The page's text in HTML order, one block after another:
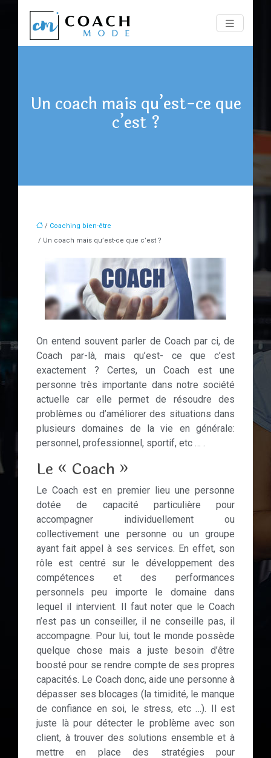
Un coach mais qu’est-ce que
c’est ?
/ Coaching bien-être
/ Un coach mais qu’est-ce que c’est ?
On entend souvent parler de Coach par ci, de
Coach par-là, mais qu’est- ce que c’est
exactement ? Certes, un Coach est une
personne très importante dans notre société
actuelle car elle permet de résoudre des
problèmes ou d’améliorer des situations dans
plusieurs domaines de la vie en générale:
personnel, professionnel, sportif, etc … .
Le « Coach »
Le Coach est en premier lieu une personne
dotée de capacité particulière pour
accompagner individuellement ou
collectivement une personne ou un groupe
ayant fait appel à ses services. En effet, son
rôle est centré sur le développement des
compétences et des performances
personnels peu importe le domaine dans
lequel il intervient. Il faut noter que le Coach
n’est pas un conseiller, il ne conseille pas, il
accompagne. Pour lui, tout le monde possède
quelque chose mais a juste besoin d’être
boosté pour se rendre compte de ses propres
capacités. Le Coach donc, aide une personne à
dépasser ses blocages (la timidité, le manque
de confiance en soi, le stress, etc …). Il est
juste là pour détecter le problème avec son
client, à trouver des solutions ensemble et à
mettre en place des stratégies pour